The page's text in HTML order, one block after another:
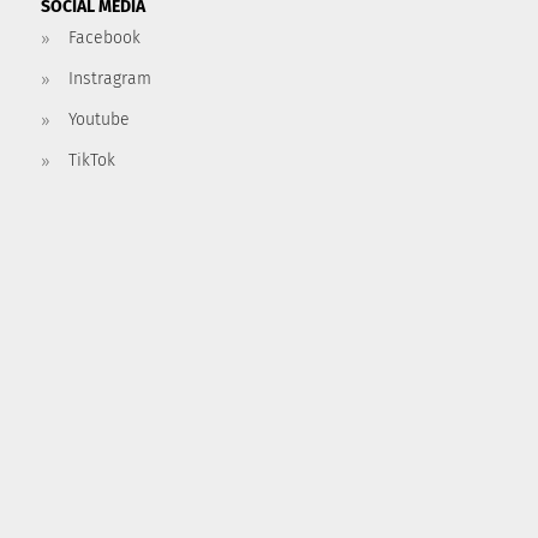
SOCIAL MEDIA
Facebook
Instragram
Youtube
TikTok